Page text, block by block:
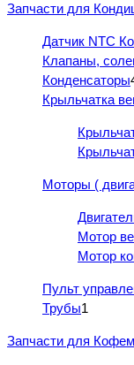
Запчасти для
Датчик NTC
Клапаны,
Конденсаторы
Крыльчатка
Моторы (
Мотор
Мотор
Пульт
Трубы1
Запчасти для